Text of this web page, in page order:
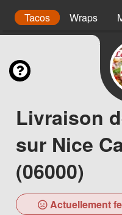
Tacos Wraps
Livraison
sur Nice
(06000)
Actuellement